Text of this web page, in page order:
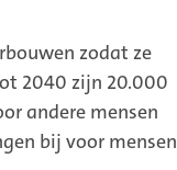
zodat ze
2040 zijn 20.000
andere mensen
bij voor mensen